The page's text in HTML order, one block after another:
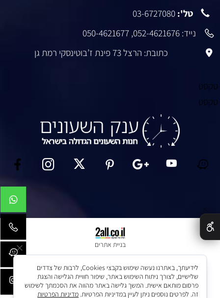
טל': 03-6727080
נייד: 052-4621676
,
050-4621677
כתובת: הרצל 73 פינת ז’בוטינסקי רמת גן
טקסט
טקסט
בניית אתרים
לידיעתך, באתרנו נעשה שימוש בקבצי Cookies, לרבות של צדדים
שלישיים, לצורך ניתוח השימוש באתר, שיפור חוויית הגלישה והצגת
פרסום מותאם אישית. המשך גלישה באתר מהווה את הסכמתך לשימוש
זה. לפרטים נוספים ניתן לעיין במדיניות הפרטיות. מדיניות הפרטיות